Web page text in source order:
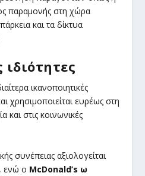
παραμονής στη χώρα
και τα δίκτυα
ικανοποιητικές
χρησιμοποιείται ευρέως στη
και στις κοινωνικές
συνέπειας αξιολογείται
, ενώ ο McDonald’s ω